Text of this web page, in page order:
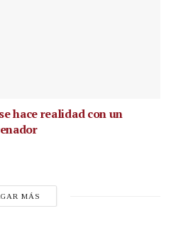
hace realidad con un
MÁS